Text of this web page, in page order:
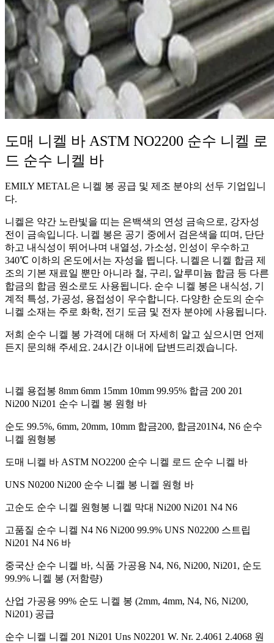
도매 니켈 바 ASTM NO2200 순수 니켈 로
드 순수 니켈 바
EMILY METAL은 니켈 봉 공급 및 제조 분야의 선두 기업입니
다.
니켈은 약간 노란빛을 띠는 은백색의 연성 금속으로, 강자성
전이 금속입니다. 니켈 봉은 공기 중에서 검은색을 띠며, 단단
하고 내식성이 뛰어나며 내열성, 가소성, 인성이 우수하고
340℃ 이하의 온도에서는 자성을 띕니다. 니켈은 니켈 합금 제
조의 기본 재료일 뿐만 아니라 철, 구리, 알루미늄 합금 등 다른
합금의 합금 원소로도 사용됩니다. 순수 니켈 봉은 내식성, 기
계적 특성, 가공성, 용접성이 우수합니다. 다양한 순도의 순수
니켈 소재는 주로 화학, 전기 도금 및 전자 분야에 사용됩니다.
저희 순수 니켈 봉 가격에 대해 더 자세히 알고 싶으시면 언제
든지 문의해 주세요. 24시간 이내에 답변드리겠습니다.
니켈 용접봉 8mm 6mm 15mm 10mm 99.95% 합금 200 201
Ni200 Ni201 순수 니켈 봉 원형 바
순도 99.5%, 6mm, 20mm, 10mm 합금200, 합금201N4, N6 순수
니켈 원형봉
도매 니켈 바 ASTM NO2200 순수 니켈 로드 순수 니켈 바
UNS N0200 Ni200 순수 니켈 봉 니켈 원형 바
고순도 순수 니켈 원형봉 니켈 막대 Ni200 Ni201 N4 N6
고품질 순수 니켈 N4 N6 Ni200 99.9% UNS N02200 스트립
Ni201 N4 N6 바
중국산 순수 니켈 바, 식품 가공용 N4, N6, Ni200, Ni201, 순도
99.9% 니켈 봉 (저함량)
산업 가공용 99% 순도 니켈 봉 (2mm, 4mm, N4, N6, Ni200,
Ni201) 공급
순수 니켈 니켈 201 Ni201 Uns N02201 W. Nr. 2.4061 2.4068 원